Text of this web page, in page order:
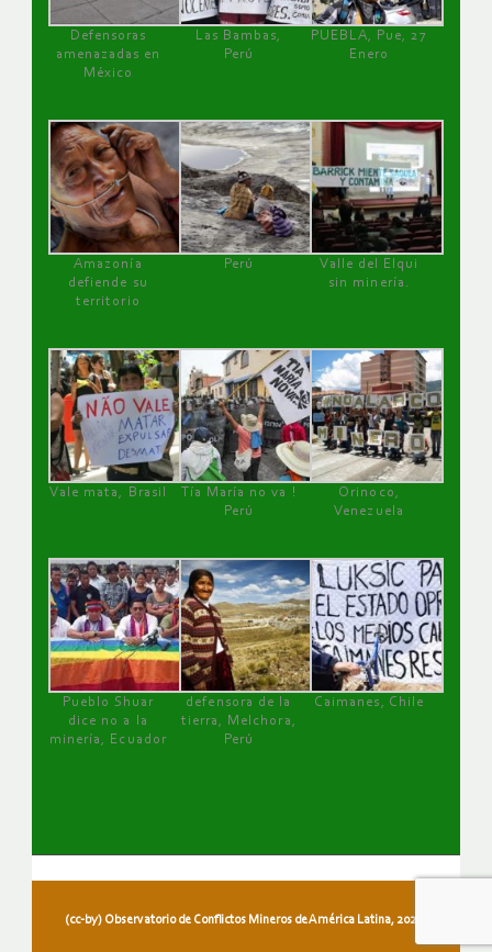
Defensoras
amenazadas en
México
Las Bambas,
Perú
PUEBLA, Pue, 27
Enero
Amazonía
defiende su
territorio
Perú
Valle del Elqui
sin minería.
Vale mata, Brasil
Tía María no va !
Perú
Orinoco,
Venezuela
Pueblo Shuar
dice no a la
minería, Ecuador
defensora de la
tierra, Melchora,
Perú
Caimanes, Chile
(cc-by) Observatorio de Conflictos Mineros de América Latina, 2026